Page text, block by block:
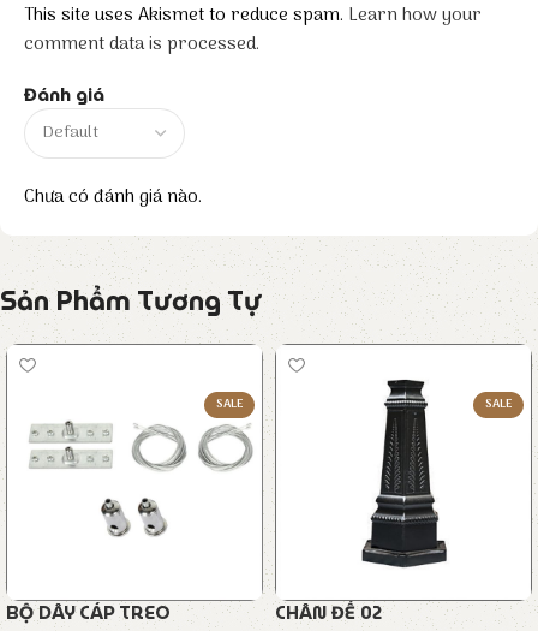
Đánh giá
Chưa có đánh giá nào.
This site uses Akismet to reduce spam. Learn how your
comment data is processed.
Sản Phẩm Tương Tự
SALE
BỘ DÂY CÁP TREO
SALE
CHÂN ĐẾ 02